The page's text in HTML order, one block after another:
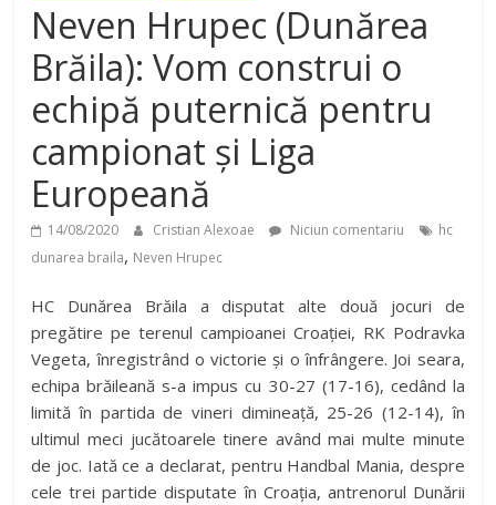
Neven Hrupec (Dunărea
Brăila): Vom construi o
echipă puternică pentru
campionat și Liga
Europeană
14/08/2020 Cristian Alexoae Niciun comentariu
hc
dunarea braila, Neven Hrupec
HC Dunărea Brăila a disputat alte două jocuri de
pregătire pe terenul campioanei Croației, RK Podravka
Vegeta, înregistrând o victorie și o înfrângere. Joi seara,
echipa brăileană s-a impus cu 30-27 (17-16), cedând la
limită în partida de vineri dimineață, 25-26 (12-14), în
ultimul meci jucătoarele tinere având mai multe minute
de joc. Iată ce a declarat, pentru Handbal Mania, despre
cele trei partide disputate în Croația, antrenorul Dunării